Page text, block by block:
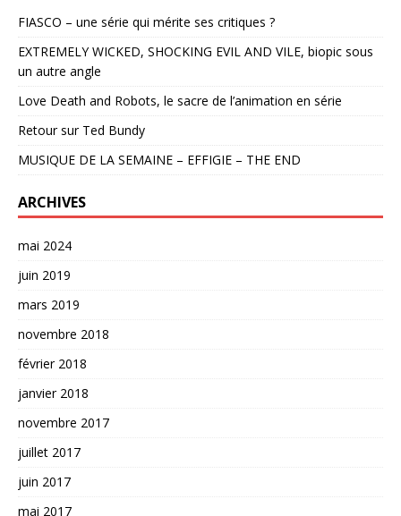
FIASCO – une série qui mérite ses critiques ?
EXTREMELY WICKED, SHOCKING EVIL AND VILE, biopic sous
un autre angle
Love Death and Robots, le sacre de l’animation en série
Retour sur Ted Bundy
MUSIQUE DE LA SEMAINE – EFFIGIE – THE END
ARCHIVES
mai 2024
juin 2019
mars 2019
novembre 2018
février 2018
janvier 2018
novembre 2017
juillet 2017
juin 2017
mai 2017